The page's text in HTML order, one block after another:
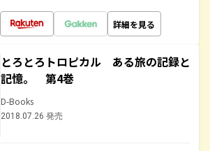
詳細を見る
とろとろトロピカル ある旅の記録と
記憶。 第4巻
D-Books
2018.07.26 発売